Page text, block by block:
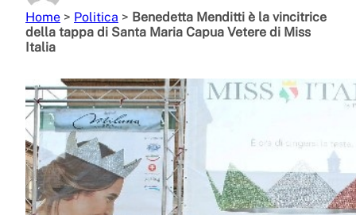
Home > Politica > Benedetta Menditti è la vincitrice
della tappa di Santa Maria Capua Vetere di Miss
Italia